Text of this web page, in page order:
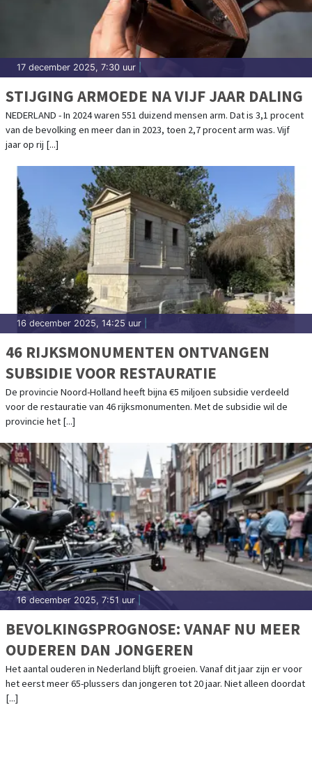
17 december 2025, 7:30 uur
STIJGING ARMOEDE NA VIJF JAAR DALING
NEDERLAND - In 2024 waren 551 duizend mensen arm. Dat is 3,1 procent
van de bevolking en meer dan in 2023, toen 2,7 procent arm was. Vijf
jaar op rij [...]
16 december 2025, 14:25 uur
46 RIJKSMONUMENTEN ONTVANGEN
SUBSIDIE VOOR RESTAURATIE
De provincie Noord-Holland heeft bijna €5 miljoen subsidie verdeeld
voor de restauratie van 46 rijksmonumenten. Met de subsidie wil de
provincie het [...]
16 december 2025, 7:51 uur
BEVOLKINGSPROGNOSE: VANAF NU MEER
OUDEREN DAN JONGEREN
Het aantal ouderen in Nederland blijft groeien. Vanaf dit jaar zijn er voor
het eerst meer 65-plussers dan jongeren tot 20 jaar. Niet alleen doordat
[...]